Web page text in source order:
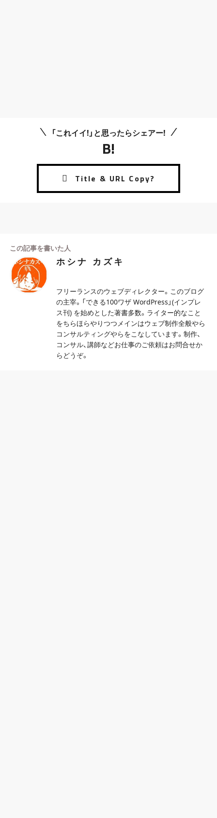
「これイイ!」と思ったらシェアー!
B!
この記事を書いた人
ホシナ カズキ
フリーランスのウェブディレクター。このブログ
の主宰。「できる100ワザ WordPress」(インプレ
ス刊) を始めとした著書多数。ライター的なこと
をちらほらやりつつメインはウェブ制作全般やら
コンサルティングやらをこなしています。制作、
コンサル、講師などお仕事のご依頼はお問合せか
らどうぞ。